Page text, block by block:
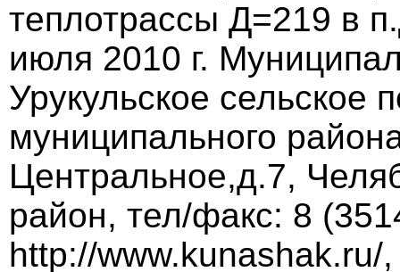
теплотрассы Д=219 в
июля 2010 г.
Урукульское сельское
муниципального
Центральное,д.7,
район, тел/факс: 8
http://